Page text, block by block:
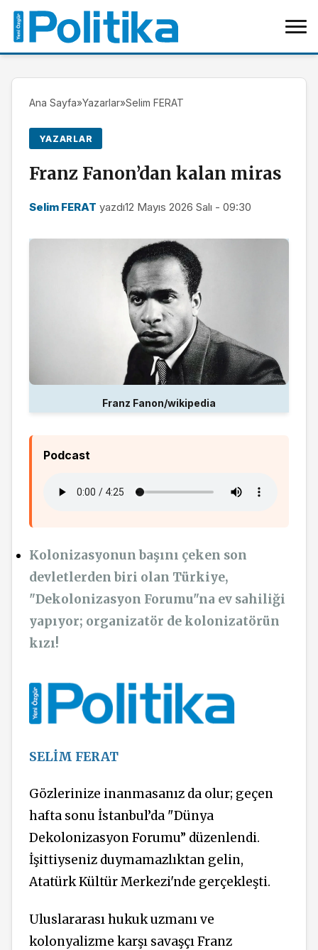
Ana Sayfa»Yazarlar»Selim FERAT
YAZARLAR
Franz Fanon’dan kalan miras
Selim FERAT yazdı12 Mayıs 2026 Salı - 09:30
Franz Fanon/wikipedia
Podcast
Kolonizasyonun başını çeken son
devletlerden biri olan Türkiye,
"Dekolonizasyon Forumu"na ev sahiliği
yapıyor; organizatör de kolonizatörün
kızı!
SELİM FERAT
Gözlerinize inanmasanız da olur; geçen
hafta sonu İstanbul’da "Dünya
Dekolonizasyon Forumu” düzenlendi.
İşittiyseniz duymamazlıktan gelin,
Atatürk Kültür Merkezi'nde gerçekleşti.
Uluslararası hukuk uzmanı ve
kolonyalizme karşı savaşçı Franz